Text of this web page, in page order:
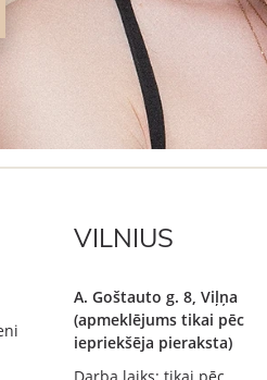
VILNIUS
A. Goštauto g. 8, Viļņa
(apmeklējums tikai pēc
iepriekšēja pieraksta)